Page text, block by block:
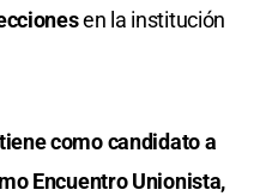
en la institución
como candidato a
Encuentro Unionista,